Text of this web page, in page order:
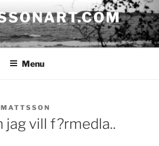
Menu
jag vill f?rmedla..